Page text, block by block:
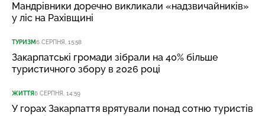
Мандрівники доречно викликали «надзвичайників»
у ліс на Рахівщині
ТУРИЗМ6 СЕРПНЯ, 15:58
Закарпатські громади зібрали на 40% більше
туристичного збору в 2026 році
ЖИТТЯ6 СЕРПНЯ, 14:59
У горах Закарпаття врятували понад сотню туристів